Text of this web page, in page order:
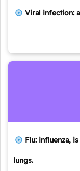
Viral infection:
Flu: influenza,
lungs.